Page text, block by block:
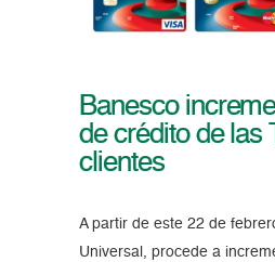
Banesco
de crédito de las
clientes
A partir de este 22 de
Universal, procede a